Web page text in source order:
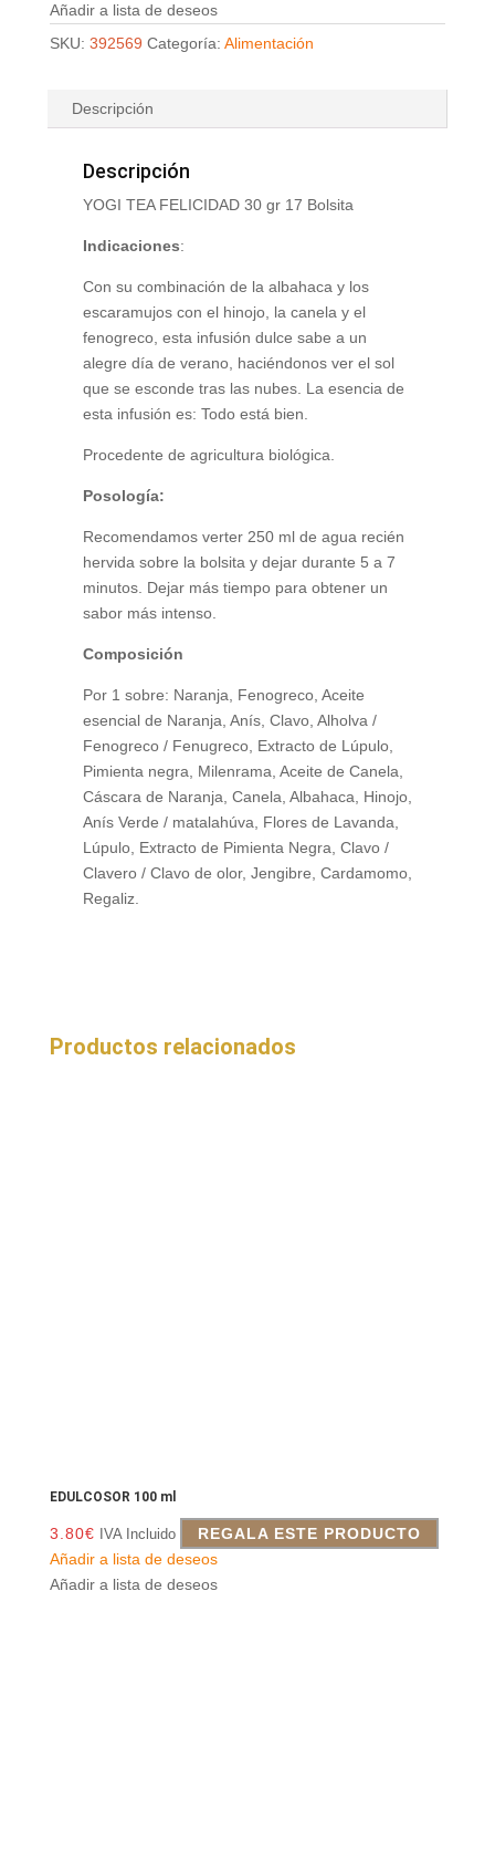
Añadir a lista de deseos
SKU: 392569 Categoría: Alimentación
Descripción
Descripción
YOGI TEA FELICIDAD 30 gr 17 Bolsita
Indicaciones:
Con su combinación de la albahaca y los
escaramujos con el hinojo, la canela y el
fenogreco, esta infusión dulce sabe a un
alegre día de verano, haciéndonos ver el sol
que se esconde tras las nubes. La esencia de
esta infusión es: Todo está bien.
Procedente de agricultura biológica.
Posología:
Recomendamos verter 250 ml de agua recién
hervida sobre la bolsita y dejar durante 5 a 7
minutos. Dejar más tiempo para obtener un
sabor más intenso.
Composición
Por 1 sobre: Naranja, Fenogreco, Aceite
esencial de Naranja, Anís, Clavo, Alholva /
Fenogreco / Fenugreco, Extracto de Lúpulo,
Pimienta negra, Milenrama, Aceite de Canela,
Cáscara de Naranja, Canela, Albahaca, Hinojo,
Anís Verde / matalahúva​, Flores de Lavanda,
Lúpulo, Extracto de Pimienta Negra, Clavo /
Clavero / Clavo de olor, Jengibre, Cardamomo,
Regaliz.
Productos relacionados
EDULCOSOR 100 ml
3.80€ IVA Incluido
REGALA ESTE PRODUCTO
Añadir a lista de deseos
Añadir a lista de deseos